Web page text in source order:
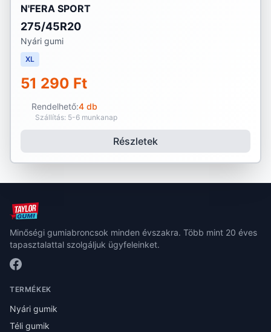
N'FERA SPORT
275/45R20
Nyári gumi
XL
51 290 Ft
Rendelhető:4 db
Szállítás: 5-6 munkanap
Részletek
Minőségi gumiabroncsok minden évszakra. Több mint 20 éves
tapasztalattal szolgáljuk ügyfeleinket.
TERMÉKEK
Nyári gumik
Téli gumik